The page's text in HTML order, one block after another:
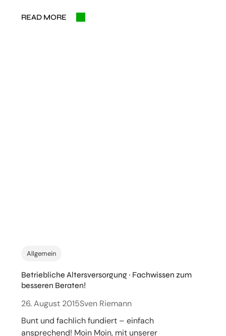
READ MORE
Allgemein
Betriebliche Altersversorgung ~ Fachwissen zum
besseren Beraten!
26. August 2015Sven Riemann
Bunt und fachlich fundiert – einfach
ansprechend! Moin Moin, mit unserer